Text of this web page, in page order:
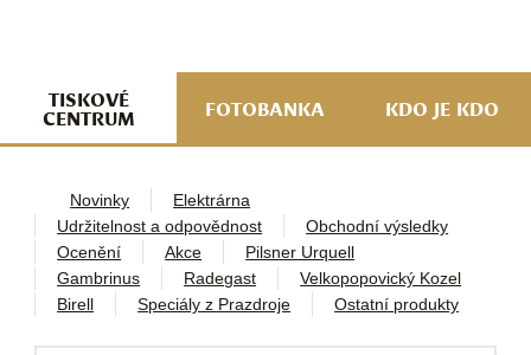
TISKOVÉ
CENTRUM FOTOBANKA KDO JE KDO
Novinky
Elektrárna
Udržitelnost a odpovědnost
Obchodní výsledky
Ocenění
Akce
Pilsner Urquell
Gambrinus
Radegast
Velkopopovický Kozel
Birell
Speciály z Prazdroje Ostatní produkty